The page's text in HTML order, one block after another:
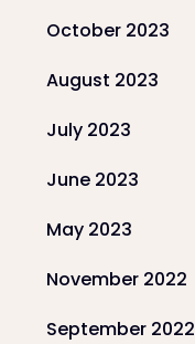
October 2023
August 2023
July 2023
June 2023
May 2023
November 2022
September 2022